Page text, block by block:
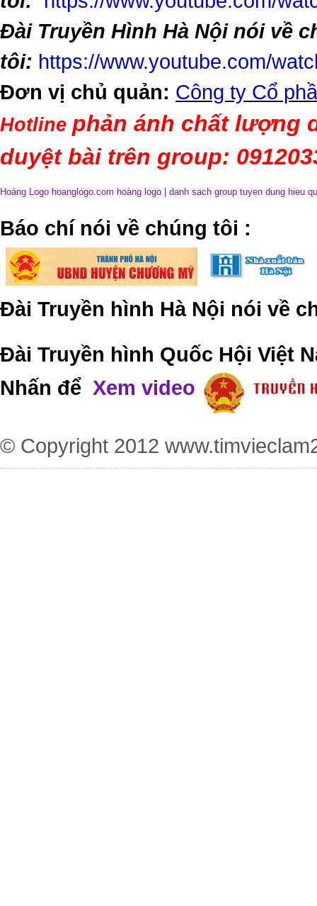
Đài Truyền Hình Hà Nội nói về
tôi: https://www.youtube.com/
Đơn vị chủ quản: Công ty Cổ
Hotline phản ánh chất lượng
duyệt bài trên group:
Hoàng Logo hoanglogo.com hoàng logo danh sach group tuyen dung hieu
​Báo chí nói về chúng tôi :
Đài Truyền hình Hà Nội nói về
Đài Truyền hình Quốc Hội Việt
Nhấn để Xem video
© Copyright 2012